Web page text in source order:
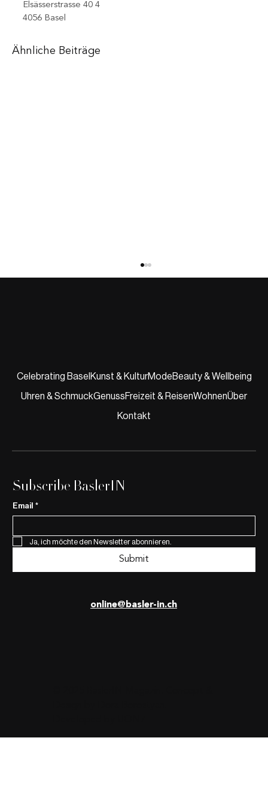
Elsässerstrasse 40 4
4056 Basel
Ähnliche Beiträge
der Vintage-Looks
online@basler-in.ch
Celebrating Basel Kunst & KulturModeBeauty & Wellbeing
Uhren & SchmuckGenussFreizeit & ReisenWohnenÜber
Kontakt
Subscribe BaslerIN
Email *
Ja, ich möchte den Newsletter abonnieren.
Submit